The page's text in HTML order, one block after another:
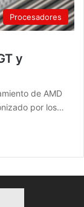
Procesadores
y
de AMD
por los…